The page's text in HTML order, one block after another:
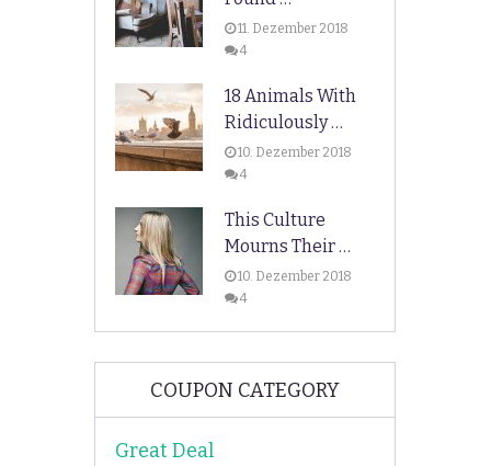
11. Dezember 2018
4
18 Animals With
Ridiculously …
10. Dezember 2018
4
This Culture
Mourns Their …
10. Dezember 2018
4
COUPON CATEGORY
Great Deal